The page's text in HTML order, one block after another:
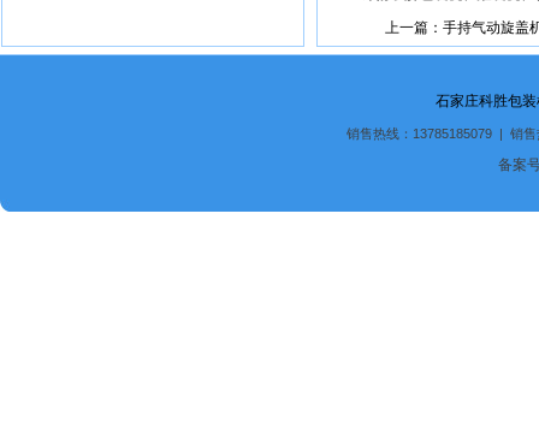
上一篇：手持气动旋盖
石家庄科胜包
销售热线：13785185079 | 销
备案